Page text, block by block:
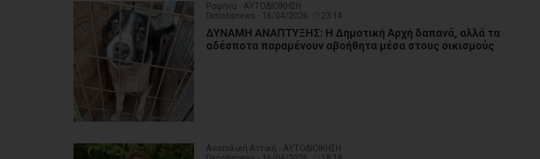
Ραφήνα - ΑΥΤΟΔΙΟΙΚΗΣΗ
Dimotisnews - 16/04/2026
23:14
ΔΥΝΑΜΗ ΑΝΑΠΤΥΞΗΣ: Η Δημοτική Αρχή δαπανά, αλλά τα
αδέσποτα παραμένουν αβοήθητα μέσα στους οικισμούς
Ανατολική Αττική - ΑΥΤΟΔΙΟΙΚΗΣΗ